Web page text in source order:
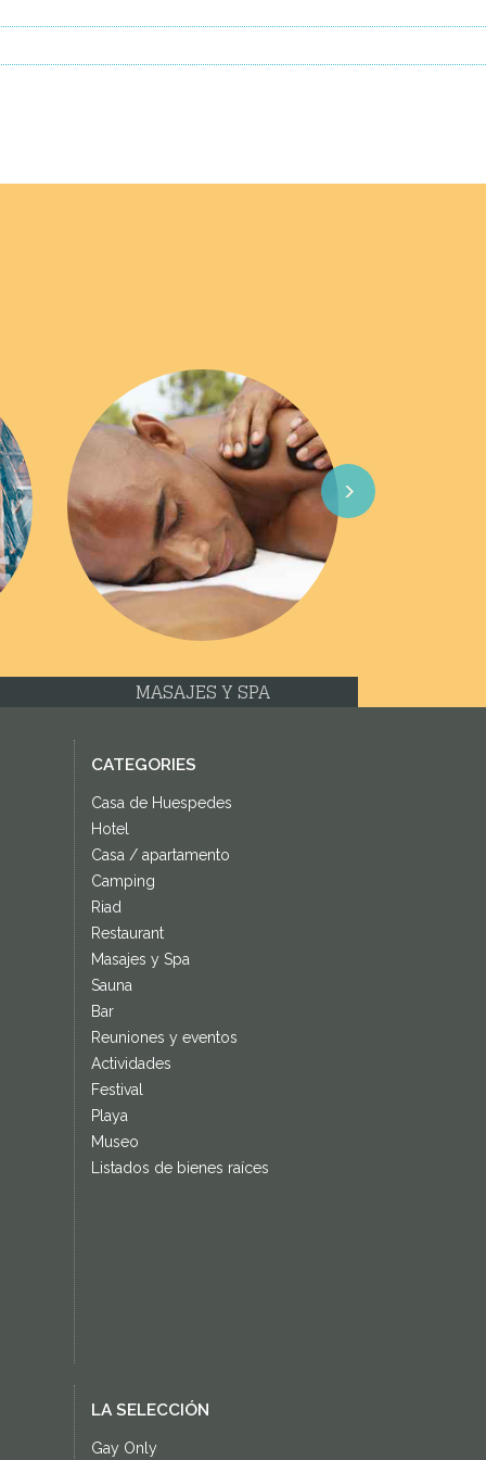
Next
MASAJES Y SPA
CATEGORIES
Casa de Huespedes
Hotel
Casa / apartamento
Camping
Riad
Restaurant
Masajes y Spa
Sauna
Bar
Reuniones y eventos
Actividades
Festival
Playa
Museo
Listados de bienes raíces
LA SELECCIÓN
Gay Only